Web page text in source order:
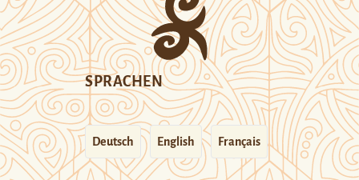
SPRACHEN
Deutsch English Français